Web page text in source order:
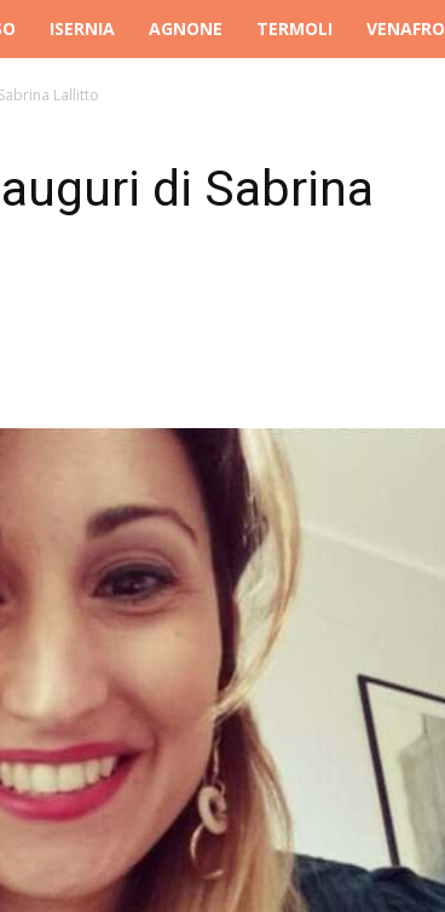
ISERNIA AGNONE TERMOLI VENAFRO
Lallitto
di Sabrina